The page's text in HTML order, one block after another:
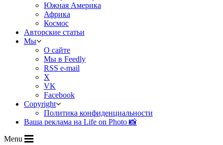
Южная Америка
Африка
Космос
Авторские статьи
Мы
О сайте
Мы в Feedly
RSS e-mail
X
VK
Facebook
Copyright
Политика конфиденциальности
Ваша реклама на Life on Photo 📸
Menu